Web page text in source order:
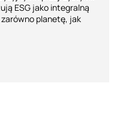
ESG jako integralną
planetę, jak